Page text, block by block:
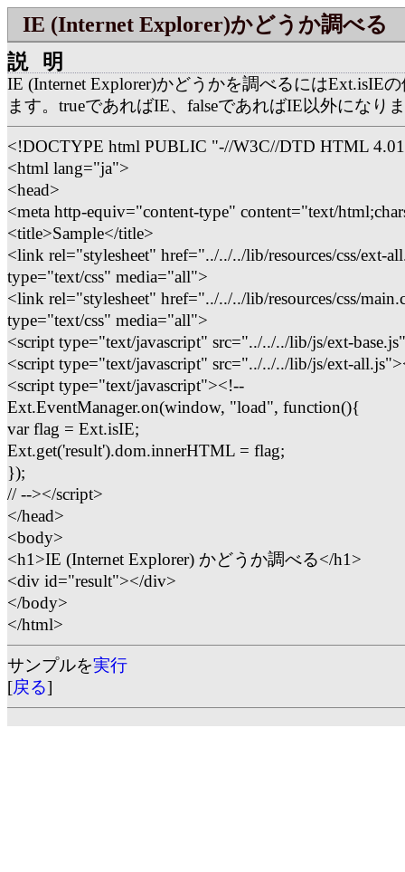
IE (Internet Explorer)かどうか調べる
説明
IE (Internet Explorer)かどうかを調べるにはExt.isIE
ます。trueであればIE、falseであればIE以外になり
<!DOCTYPE html PUBLIC "-//W3C//DTD HTML
<html lang="ja">
<head>
<meta http-equiv="content-type" content="text/
<title>Sample</title>
<link rel="stylesheet" href="../../../lib/resources/css/ext-
type="text/css" media="all">
<link rel="stylesheet" href="../../../lib/resources/css/
type="text/css" media="all">
<script type="text/javascript" src="../../../lib/js/ext-
<script type="text/javascript" src="../../../lib/js/ext-
<script type="text/javascript"><!--
Ext.EventManager.on(window, "load", function(){
var flag = Ext.isIE;
Ext.get('result').dom.innerHTML = flag;
});
// --></script>
</head>
<body>
<h1>IE (Internet Explorer) かどうか調べる</h1>
<div id="result"></div>
</body>
</html>
サンプルを実行
[戻る]